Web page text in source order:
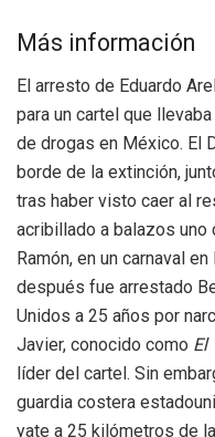
Más información
El arresto de Eduardo
para un cartel que
de drogas en México. El
borde de la extinción,
tras haber visto caer al
acribillado a balazos
Ramón, en un carnaval
después fue arrestado
Unidos a 25 años por
Javier, conocido como El
líder del cartel. Sin
guardia costera
yate a 25 kilómetros de